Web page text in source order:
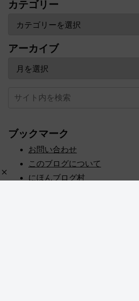
カテゴリー
アーカイブ
ブックマーク
お問い合わせ
このブログについて
にほんブログ村